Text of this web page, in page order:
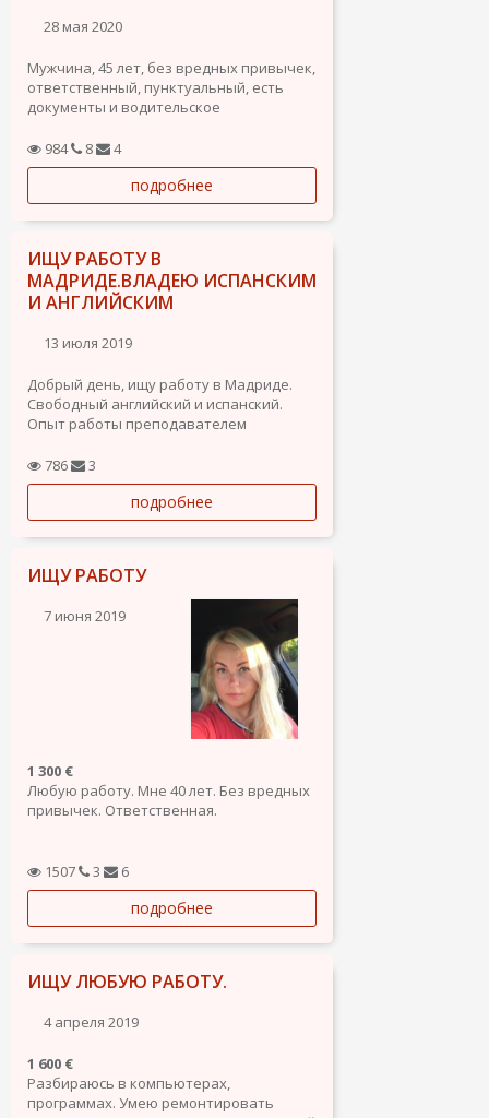
28 мая 2020
Мужчина, 45 лет, без вредных привычек,
ответственный, пунктуальный, есть
документы и водительское
предлагать).
984 8 4
подробнее
ИЩУ РАБОТУ В
МАДРИДЕ.ВЛАДЕЮ ИСПАНСКИМ
И АНГЛИЙСКИМ
13 июля 2019
Добрый день, ищу работу в Мадриде.
Свободный английский и испанский.
Опыт работы преподавателем
год), подрабатывал на стройке.
Образование, переводчик (русский,
испанский, английский). Активный,
быстро обучаюсь, пунктуальный,...
786 3
подробнее
ИЩУ РАБОТУ
7 июня 2019
1 300 €
Любую работу. Мне 40 лет. Без вредных
привычек. Ответственная.
1507 3 6
подробнее
ИЩУ ЛЮБУЮ РАБОТУ.
4 апреля 2019
1 600 €
Разбираюсь в компьютерах,
программах. Умею ремонтировать